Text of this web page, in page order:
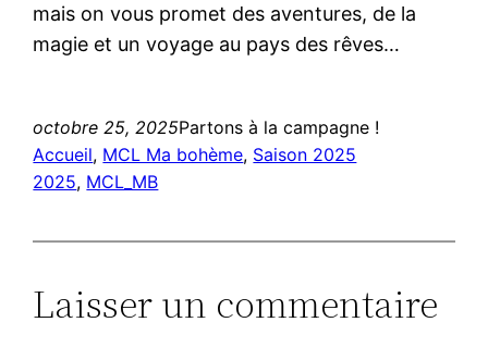
mais on vous promet des aventures, de la
magie et un voyage au pays des rêves…
octobre 25, 2025Partons à la campagne !
Accueil, MCL Ma bohème, Saison 2025
2025, MCL_MB
Laisser un commentaire